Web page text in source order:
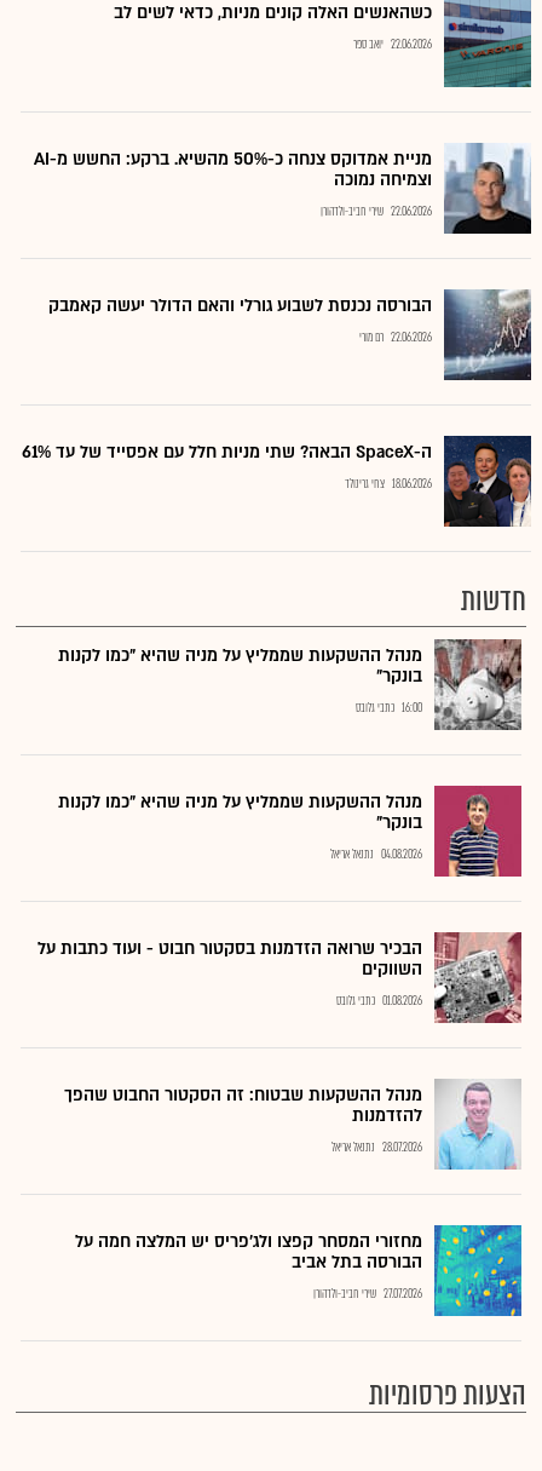
כשהאנשים האלה קונים מניות, כדאי לשים לב
22.06.2026 יואב ספר
מניית אמדוקס צנחה כ-50% מהשיא. ברקע: החשש מ-AI
וצמיחה נמוכה
22.06.2026 שירי חביב-ולדהורן
הבורסה נכנסת לשבוע גורלי והאם הדולר יעשה קאמבק
22.06.2026 רם מורי
ה-SpaceX הבאה? שתי מניות חלל עם אפסייד של עד 61%
18.06.2026 צחי גרינולד
חדשות
מנהל ההשקעות שממליץ על מניה שהיא "כמו לקנות
בונקר"
16:00 כתבי גלובס
מנהל ההשקעות שממליץ על מניה שהיא "כמו לקנות
בונקר"
04.08.2026 נתנאל אריאל
הבכיר שרואה הזדמנות בסקטור חבוט - ועוד כתבות על
השווקים
01.08.2026 כתבי גלובס
מנהל ההשקעות שבטוח: זה הסקטור החבוט שהפך
להזדמנות
28.07.2026 נתנאל אריאל
מחזורי המסחר קפצו ולג'פריס יש המלצה חמה על
הבורסה בתל אביב
27.07.2026 שירי חביב-ולדהורן
הצעות פרסומיות